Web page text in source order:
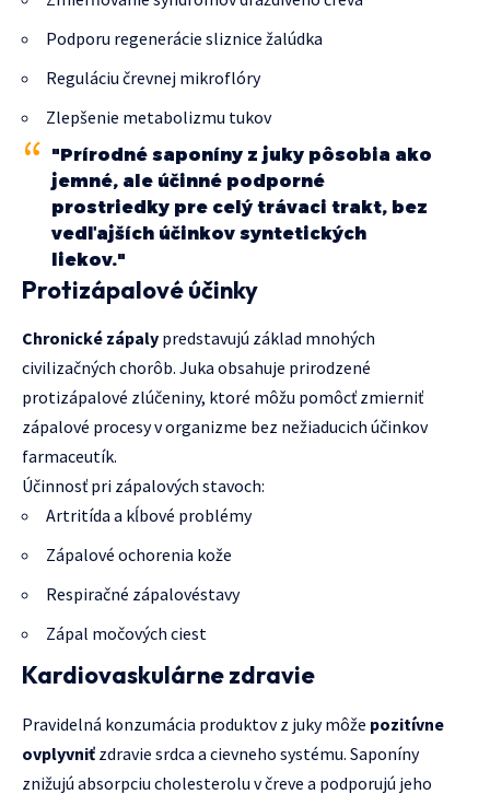
Podporu regenerácie sliznice žalúdka
Reguláciu črevnej mikroflóry
Zlepšenie metabolizmu tukov
"Prírodné saponíny z juky pôsobia ako
jemné, ale účinné podporné
prostriedky pre celý trávaci trakt, bez
vedľajších účinkov syntetických
liekov."
Protizápalové účinky
Chronické zápaly predstavujú základ mnohých
civilizačných chorôb. Juka obsahuje prirodzené
protizápalové zlúčeniny, ktoré môžu pomôcť zmierniť
zápalové procesy v organizme bez nežiaducich účinkov
farmaceutík.
Účinnosť pri zápalových stavoch:
Artritída a kĺbové problémy
Zápalové ochorenia kože
Respiračné zápalovéstavy
Zápal močových ciest
Kardiovaskulárne zdravie
Pravidelná konzumácia produktov z juky môže pozitívne
ovplyvniť zdravie srdca a cievneho systému. Saponíny
znižujú absorpciu cholesterolu v čreve a podporujú jeho